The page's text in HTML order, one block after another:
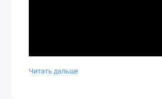
Читать дальше